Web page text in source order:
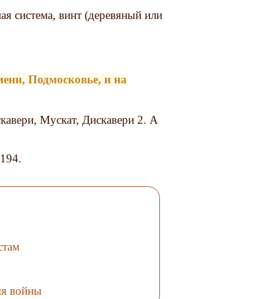
система, винт (деревяный или
Подмосковье, и на
Мускат, Дискавери 2. А
войны